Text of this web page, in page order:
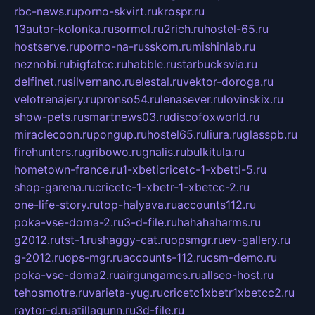
rbc-news.ruporno-skvirt.rukrospr.ru
13autor-kolonka.rusormol.ru2rich.ruhostel-65.ru
hostserve.ruporno-na-russkom.rumishinlab.ru
neznobi.rubigfatcc.ruhabble.rustarbucksvia.ru
delfinet.rusilvernano.ruelestal.ruvektor-doroga.ru
velotrenajery.rupronso54.rulenasever.rulovinskix.ru
show-pets.rusmartnews03.rudiscofoxworld.ru
miraclecoon.rupongup.ruhostel65.ruliura.ruglasspb.ru
firehunters.rugribowo.rugnalis.rubulkitula.ru
hometown-france.ru1-xbeticricetc-1-xbetti-5.ru
shop-garena.rucricetc-1-xbetr-1-xbetcc-2.ru
one-life-story.rutop-halyava.ruaccounts112.ru
poka-vse-doma-2.ru3-d-file.ruhahahaharms.ru
g2012.rutst-1.rushaggy-cat.ruopsmgr.ruev-gallery.ru
g-2012.ruops-mgr.ruaccounts-112.rucsm-demo.ru
poka-vse-doma2.ruairgungames.ruallseo-host.ru
tehosmotre.ruvarieta-yug.rucricetc1xbetr1xbetcc2.ru
raytor-d.ruatillagunn.ru3d-file.ru